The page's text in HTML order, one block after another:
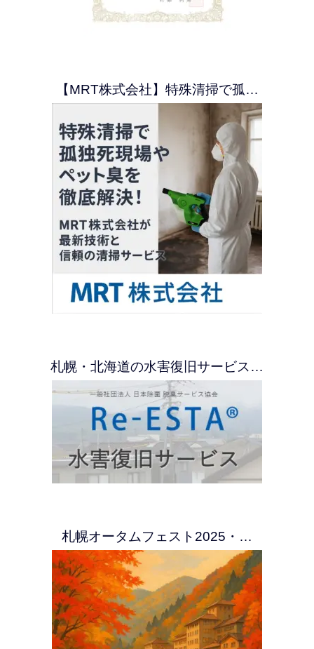
【MRT株式会社】特殊清掃で孤…
札幌・北海道の水害復旧サービス…
札幌オータムフェスト2025・…